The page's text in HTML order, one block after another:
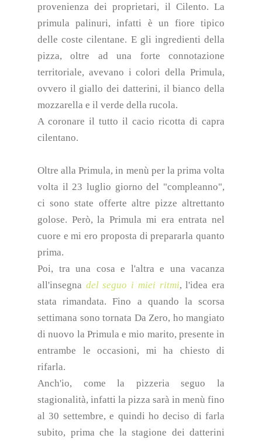
provenienza dei proprietari, il Cilento. La
primula palinuri, infatti è un fiore tipico
delle coste cilentane. E gli ingredienti della
pizza, oltre ad una forte connotazione
territoriale, avevano i colori della Primula,
ovvero il giallo dei datterini, il bianco della
mozzarella e il verde della rucola.
A coronare il tutto il cacio ricotta di capra
cilentano.
Oltre alla Primula, in menù per la prima volta
volta il 23 luglio giorno del "compleanno",
ci sono state offerte altre pizze altrettanto
golose. Però, la Primula mi era entrata nel
cuore e mi ero proposta di prepararla quanto
prima.
Poi, tra una cosa e l'altra e una vacanza
all'insegna del seguo i miei ritmi, l'idea era
stata rimandata. Fino a quando la scorsa
settimana sono tornata Da Zero, ho mangiato
di nuovo la Primula e mio marito, presente in
entrambe le occasioni, mi ha chiesto di
rifarla.
Anch'io, come la pizzeria seguo la
stagionalità, infatti la pizza sarà in menù fino
al 30 settembre, e quindi ho deciso di farla
subito, prima che la stagione dei datterini